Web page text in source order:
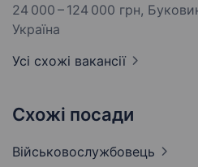
24 000 – 124 000 грн,
Україна
Усі схожі вакансії
Схожі посади
Військовослужбовець